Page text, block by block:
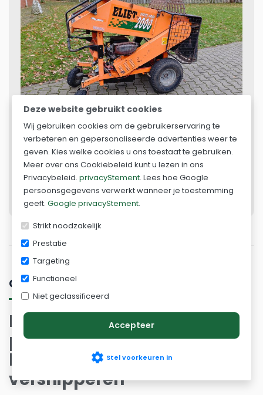
keyboard_arrow_right Nu huren
Contact opnemen
Omschrijving
Eliet superprof hakselaar -
professioneel grote
hoeveelheden takken
versnipperen
Deze website gebruikt cookies
Wij gebruiken cookies om de gebruikerservaring te
verbeteren en gepersonaliseerde advertenties weer te
geven. Kies welke cookies u ons toestaat te gebruiken.
Meer over ons Cookiebeleid kunt u lezen in ons
Privacybeleid. privacyStement. Lees hoe Google
persoonsgegevens verwerkt wanneer je toestemming
geeft. Google privacyStement.
Strikt noodzakelijk
Prestatie
Targeting
Functioneel
Niet geclassificeerd
Accepteer
settings Stel voorkeuren in